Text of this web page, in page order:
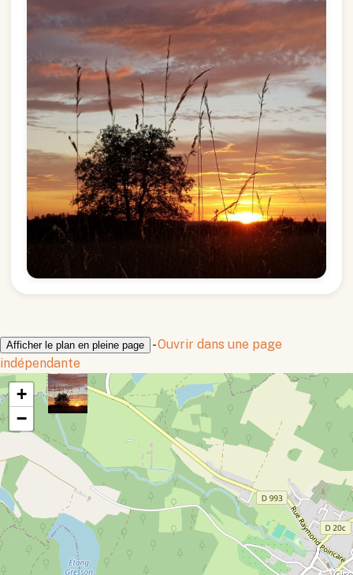
Afficher le plan en pleine page -Ouvrir dans une page
indépendante